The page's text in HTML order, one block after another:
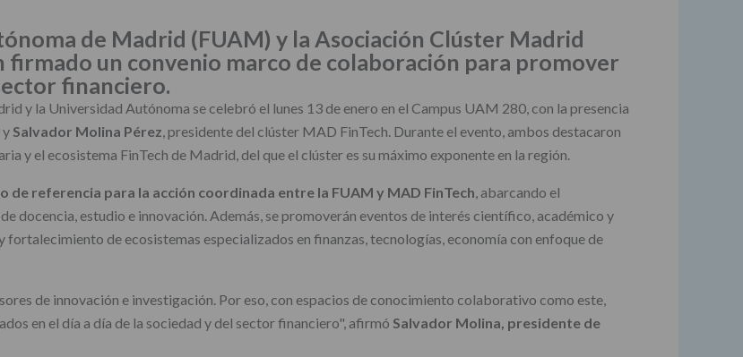
de Madrid (FUAM) y la Asociación Clúster Madrid
firmado un convenio marco de colaboración para promover
financiero.
y la Universidad Autónoma se celebró el lunes 13 de enero en el Campus UAM 280, con la presencia
y Salvador Molina Pérez, presidente del clúster MAD FinTech. Durante el evento, ambos destacaron
y el ecosistema FinTech de Madrid, del que el clúster es su máximo exponente en la región.
de referencia para la acción coordinada entre la FUAM y MAD FinTech, abarcando el
docencia, estudio e innovación. Además, se promoverán eventos de interés científico, académico y
de ecosistemas especializados en finanzas, tecnologías, economía con enfoque de
de innovación e investigación. Por eso, con espacios de conocimiento colaborativo como este,
en el día a día de la sociedad y del sector financiero", afirmó Salvador Molina, presidente de